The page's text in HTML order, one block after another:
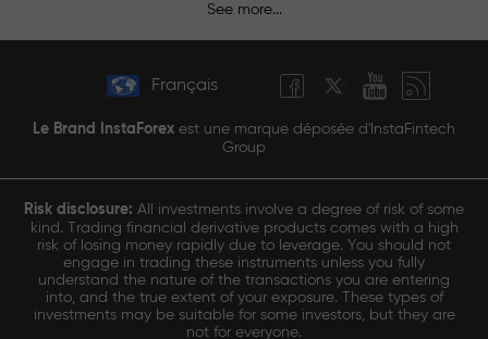
See more...
Français
Le Brand InstaForex est une marque déposée d'InstaFintech
Group
Risk disclosure: All investments involve a degree of risk of some
kind. Trading financial derivative products comes with a high
risk of losing money rapidly due to leverage. You should not
engage in trading these instruments unless you fully
understand the nature of the transactions you are entering
into, and the true extent of your exposure. These types of
investments may be suitable for some investors, but they are
not for everyone.